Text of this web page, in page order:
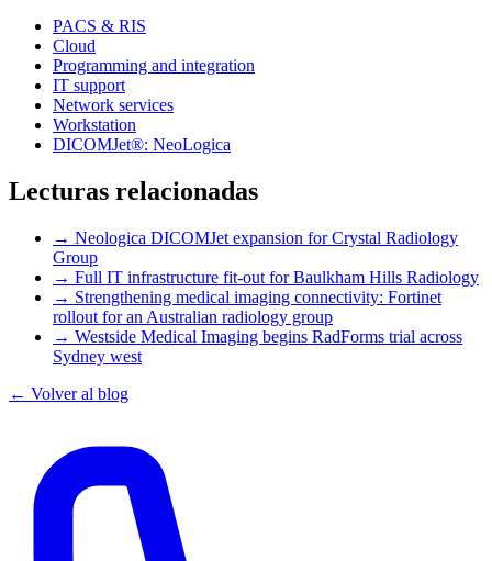
PACS & RIS
Cloud
Programming and integration
IT support
Network services
Workstation
DICOMJet®: NeoLogica
Lecturas relacionadas
→ Neologica DICOMJet expansion for Crystal Radiology
Group
→ Full IT infrastructure fit-out for Baulkham Hills Radiology
→ Strengthening medical imaging connectivity: Fortinet
rollout for an Australian radiology group
→ Westside Medical Imaging begins RadForms trial across
Sydney west
← Volver al blog